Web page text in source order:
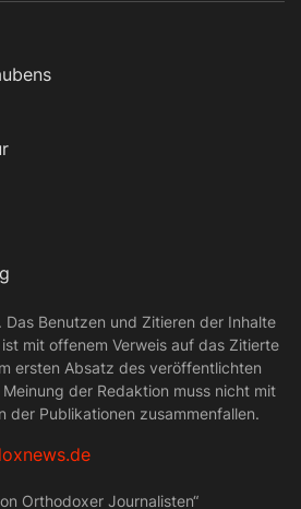
Das Benutzen und Zitieren der Inhalte
mit offenem Verweis auf das Zitierte
ersten Absatz des veröffentlichten
der Redaktion muss nicht mit
der Publikationen zusammenfallen.
Orthodoxer Journalisten“